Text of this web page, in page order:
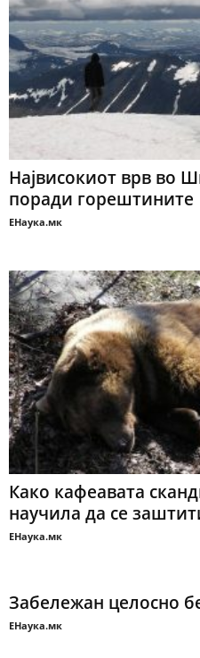
Највисокиот врв во
поради горештините
ЕНаука.мк
Како кафеавата
научила да се
ЕНаука.мк
Забележан целосно
ЕНаука.мк